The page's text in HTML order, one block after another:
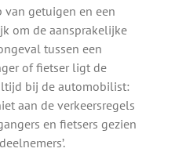
getuigen en een
om de aansprakelijke
tussen een
of fietser ligt de
bij de automobilist:
aan de verkeersregels
en fietsers gezien